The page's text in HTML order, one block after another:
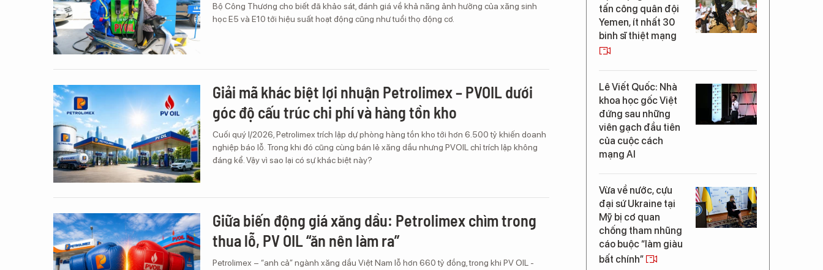
Bộ Công Thương cho biết đã khảo sát, đánh giá về khả năng ảnh hưởng của xăng sinh
học E5 và E10 tới hiệu suất hoạt động cũng như tuổi thọ động cơ.
Giải mã khác biệt lợi nhuận Petrolimex – PVOIL dưới
góc độ cấu trúc chi phí và hàng tồn kho
Cuối quý I/2026, Petrolimex trích lập dự phòng hàng tồn kho tới hơn 6.500 tỷ khiến doanh
nghiệp báo lỗ. Trong khi đó cũng cùng bán lẻ xăng dầu nhưng PVOIL chỉ trích lập không
đáng kể. Vậy vì sao lại có sự khác biệt này?
Giữa biến động giá xăng dầu: Petrolimex chìm trong
thua lỗ, PV OIL “ăn nên làm ra”
Petrolimex – “anh cả” ngành xăng dầu Việt Nam lỗ hơn 660 tỷ đồng, trong khi PV OIL -
tấn công quân đội
Yemen, ít nhất 30
binh sĩ thiệt mạng
Lê Viết Quốc: Nhà
khoa học gốc Việt
đứng sau những
viên gạch đầu tiên
của cuộc cách
mạng AI
Vừa về nước, cựu
đại sứ Ukraine tại
Mỹ bị cơ quan
chống tham nhũng
cáo buộc “làm giàu
bất chính”